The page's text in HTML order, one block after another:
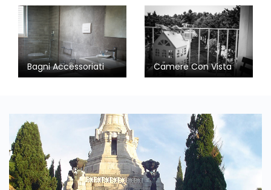
Bagni Accessoriati Camere Con Vista